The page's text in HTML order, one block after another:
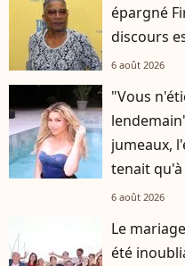
épargné
discours
6 août 2026
"Vous
jumeaux,
tenait
6 août 2026
Le
été